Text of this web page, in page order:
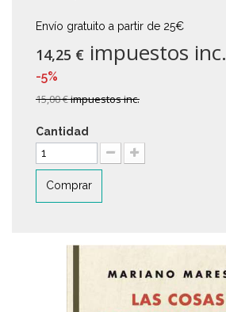
Envío gratuito a partir de 25€
14,25 € impuestos inc.
-5%
15,00 €impuestos inc.
Cantidad
Comprar